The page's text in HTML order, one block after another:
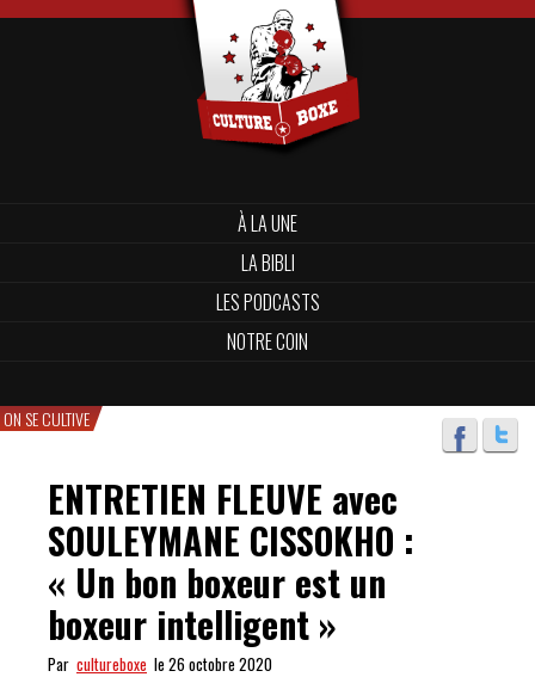
À LA UNE
LA BIBLI
LES PODCASTS
NOTRE COIN
ON SE CULTIVE
ENTRETIEN FLEUVE avec
SOULEYMANE CISSOKHO :
« Un bon boxeur est un
boxeur intelligent »
Par cultureboxe le 26 octobre 2020